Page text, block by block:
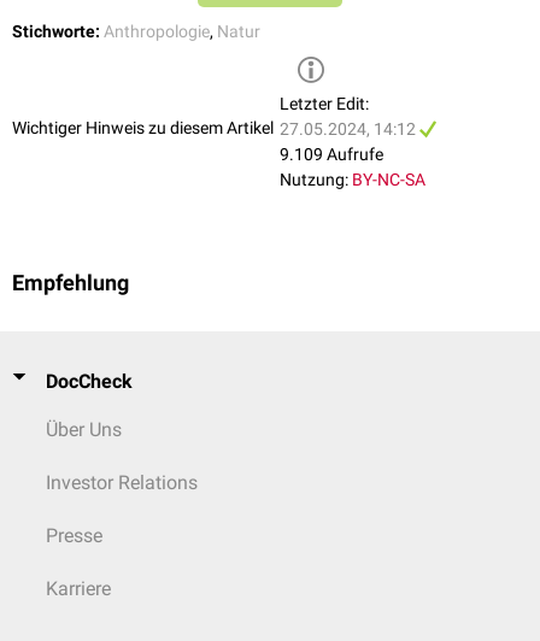
Stichworte: Anthropologie, Natur
Wichtiger Hinweis zu diesem Artikel
Letzter Edit:
27.05.2024, 14:12
9.109 Aufrufe
Nutzung: BY-NC-SA
Empfehlung
DocCheck
Über Uns
Investor Relations
Presse
Karriere